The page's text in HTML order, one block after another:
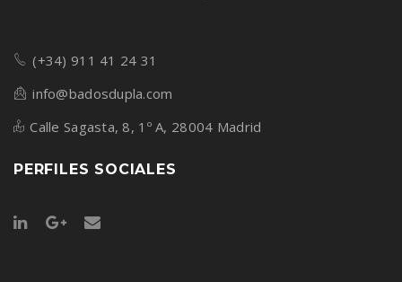
(+34) 911 41 24 31
info@badosdupla.com
Calle Sagasta, 8, 1º A, 28004 Madrid
PERFILES SOCIALES